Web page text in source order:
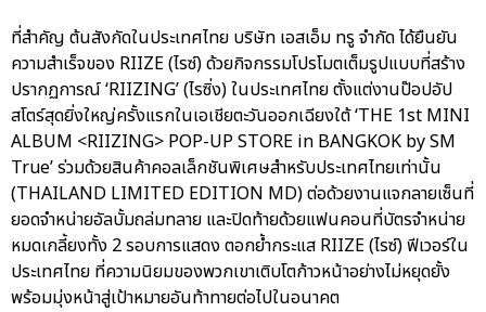
ที่สำคัญ ต้นสังกัดในประเทศไทย บริษัท เอสเอ็ม ทรู จำกัด ได้ยืนยัน
ความสำเร็จของ RIIZE (ไรซ์) ด้วยกิจกรรมโปรโมตเต็มรูปแบบที่สร้าง
ปรากฏการณ์ ‘RIIZING’ (ไรซิ่ง) ในประเทศไทย ตั้งแต่งานป๊อปอัป
สโตร์สุดยิ่งใหญ่ครั้งแรกในเอเชียตะวันออกเฉียงใต้ ‘THE 1st MINI
ALBUM <RIIZING> POP-UP STORE in BANGKOK by SM
True’ ร่วมด้วยสินค้าคอลเล็กชันพิเศษสำหรับประเทศไทยเท่านั้น
(THAILAND LIMITED EDITION MD) ต่อด้วยงานแจกลายเซ็นที่
ยอดจำหน่ายอัลบั้มถล่มทลาย และปิดท้ายด้วยแฟนคอนที่บัตรจำหน่าย
หมดเกลี้ยงทั้ง 2 รอบการแสดง ตอกย้ำกระแส RIIZE (ไรซ์) ฟีเวอร์ใน
ประเทศไทย ที่ความนิยมของพวกเขาเติบโตก้าวหน้าอย่างไม่หยุดยั้ง
พร้อมมุ่งหน้าสู่เป้าหมายอันท้าทายต่อไปในอนาคต